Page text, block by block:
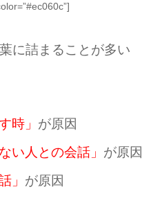
に詰まることが多い
時」 が原因
い人との会話」 が原因
」 が原因